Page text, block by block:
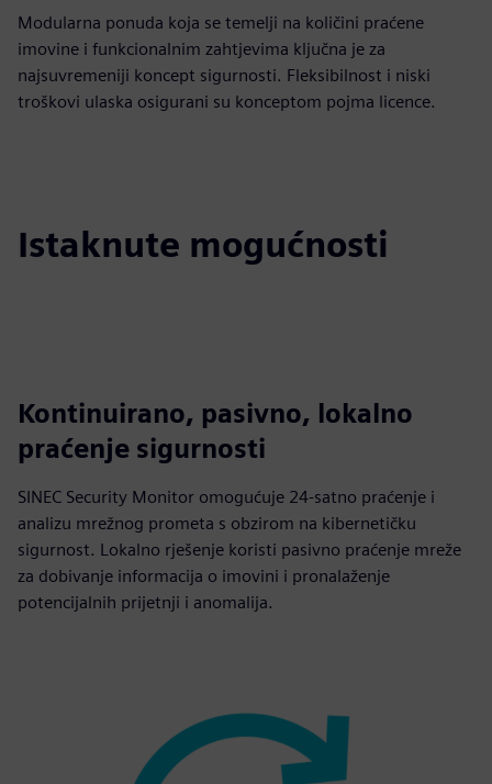
Modularna ponuda koja se temelji na količini praćene
imovine i funkcionalnim zahtjevima ključna je za
najsuvremeniji koncept sigurnosti. Fleksibilnost i niski
troškovi ulaska osigurani su konceptom pojma licence.
Istaknute mogućnosti
Kontinuirano, pasivno, lokalno
praćenje sigurnosti
SINEC Security Monitor omogućuje 24-satno praćenje i
analizu mrežnog prometa s obzirom na kibernetičku
sigurnost. Lokalno rješenje koristi pasivno praćenje mreže
za dobivanje informacija o imovini i pronalaženje
potencijalnih prijetnji i anomalija.